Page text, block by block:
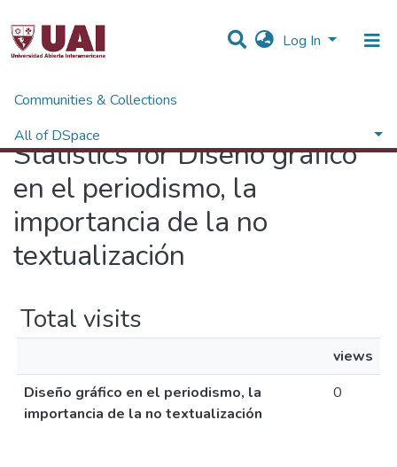
Log In
Communities & Collections
All of DSpace
Home Statistics
Statistics for Diseño gráfico
en el periodismo, la
importancia de la no
textualización
Total visits
views
Diseño gráfico en el periodismo, la
importancia de la no textualización
0